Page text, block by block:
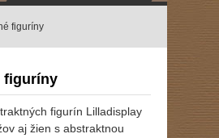
figuríny
figuríny
figurín Lilladisplay
aj žien s abstraktnou